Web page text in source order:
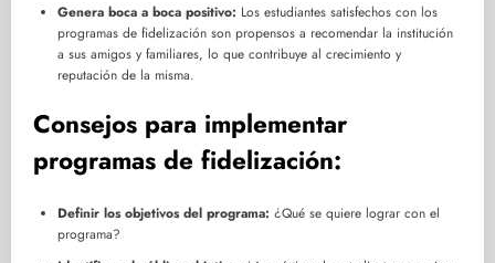
Genera boca a boca positivo: Los estudiantes satisfechos con los
programas de fidelización son propensos a recomendar la institución
a sus amigos y familiares, lo que contribuye al crecimiento y
reputación de la misma.
Consejos para implementar
programas de fidelización:
Definir los objetivos del programa: ¿Qué se quiere lograr con el
programa?